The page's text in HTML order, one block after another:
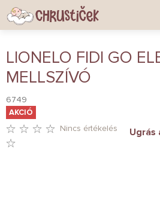
Ugrás
fő
LIONELO FIDI GO
MELLSZÍVÓ
6749
AKCIÓ
Nincs értékelés Ugrás